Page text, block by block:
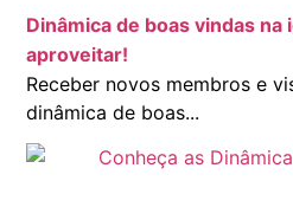
Dinâmica de boas vindas na
aproveitar!
Receber novos membros e
dinâmica de boas...